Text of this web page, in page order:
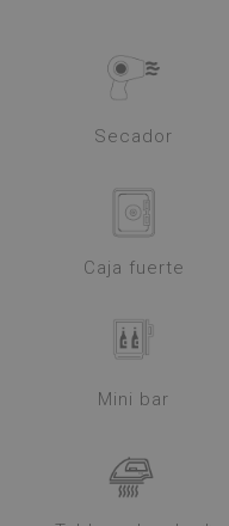
Secador
Caja fuerte
Mini bar